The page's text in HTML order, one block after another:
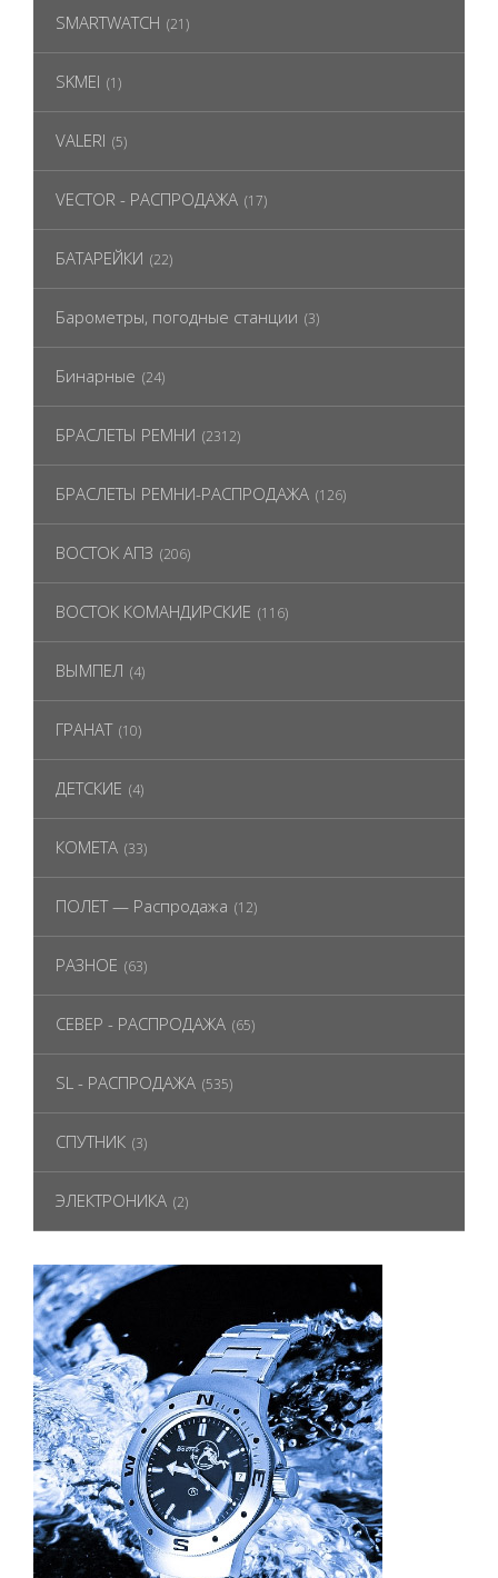
SMARTWATCH (21)
SKMEI (1)
VALERI (5)
VECTOR - РАСПРОДАЖА (17)
БАТАРЕЙКИ (22)
Барометры, погодные станции (3)
Бинарные (24)
БРАСЛЕТЫ РЕМНИ (2312)
БРАСЛЕТЫ РЕМНИ-РАСПРОДАЖА (126)
ВОСТОК АПЗ (206)
ВОСТОК КОМАНДИРСКИЕ (116)
ВЫМПЕЛ (4)
ГРАНАТ (10)
ДЕТСКИЕ (4)
КОМЕТА (33)
ПОЛЕТ — Распродажа (12)
РАЗНОЕ (63)
СЕВЕР - РАСПРОДАЖА (65)
SL - РАСПРОДАЖА (535)
СПУТНИК (3)
ЭЛЕКТРОНИКА (2)